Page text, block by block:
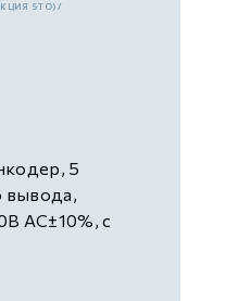
STO)
5
вывода,
AC±10%, с